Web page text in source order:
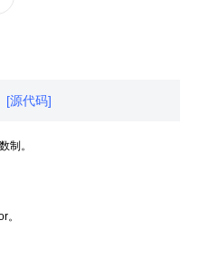
[源代码]
制。
。